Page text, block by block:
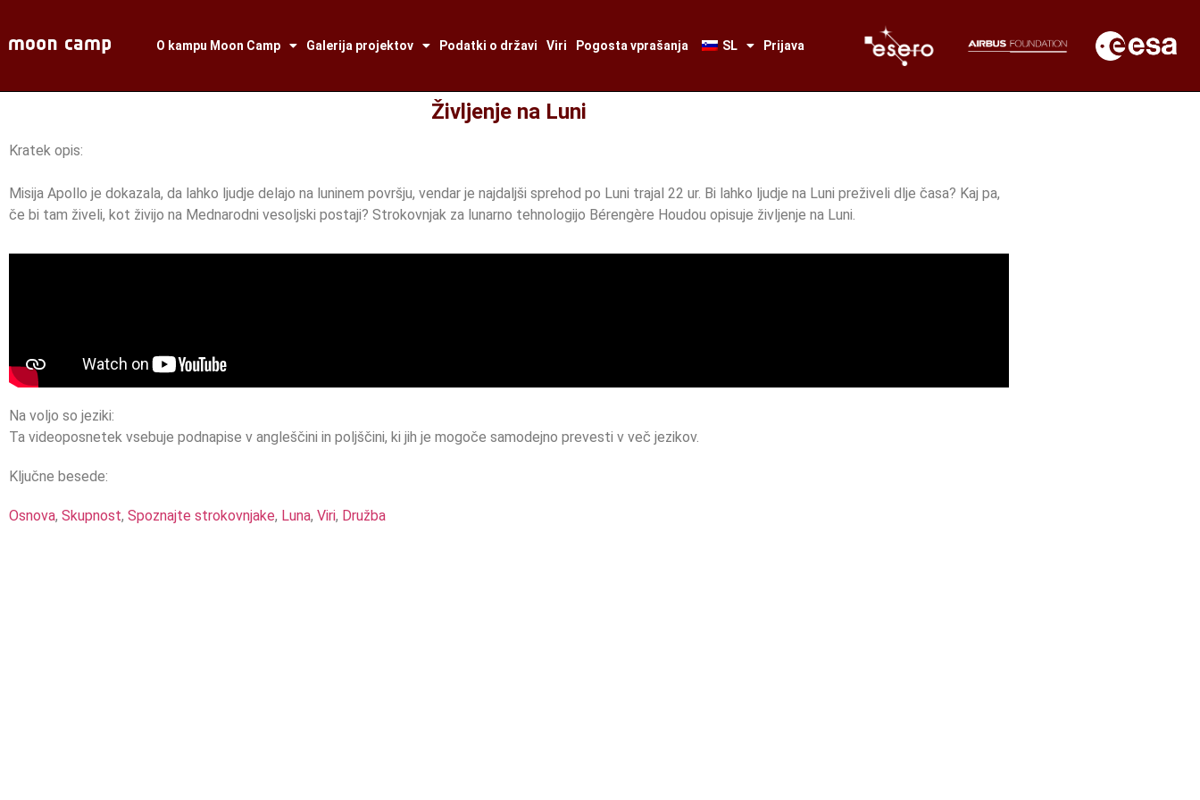
O kampu Moon Camp Galerija projektov Podatki o državi Viri Pogosta vprašanja SL Prijava
Življenje na Luni
Kratek opis:
Misija Apollo je dokazala, da lahko ljudje delajo na luninem površju, vendar je najdaljši sprehod po Luni trajal 22 ur. Bi lahko ljudje na Luni preživeli dlje časa? Kaj pa,
če bi tam živeli, kot živijo na Mednarodni vesoljski postaji? Strokovnjak za lunarno tehnologijo Bérengère Houdou opisuje življenje na Luni.
Na voljo so jeziki:
Ta videoposnetek vsebuje podnapise v angleščini in poljščini, ki jih je mogoče samodejno prevesti v več jezikov.
Ključne besede:
Osnova, Skupnost, Spoznajte strokovnjake, Luna, Viri, Družba